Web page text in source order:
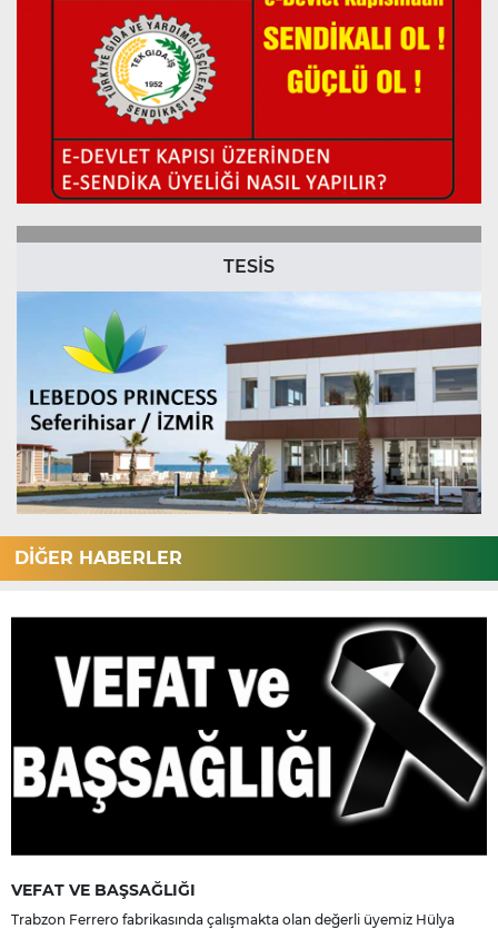
TESİS
DİĞER HABERLER
VEFAT VE BAŞSAĞLIĞI
Trabzon Ferrero fabrikasında çalışmakta olan değerli üyemiz Hülya